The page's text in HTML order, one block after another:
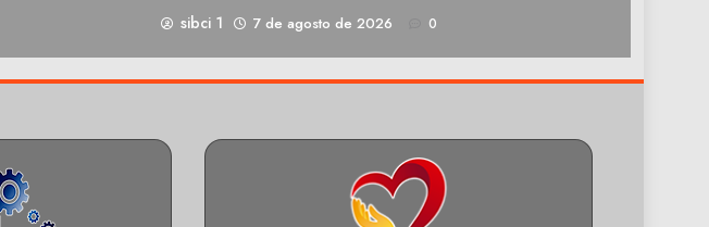
sibci 1 7 de agosto de 2026 0